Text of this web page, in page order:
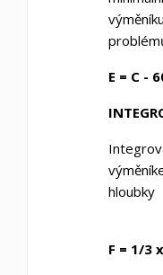
E = C -
hloubky
F = 1/3